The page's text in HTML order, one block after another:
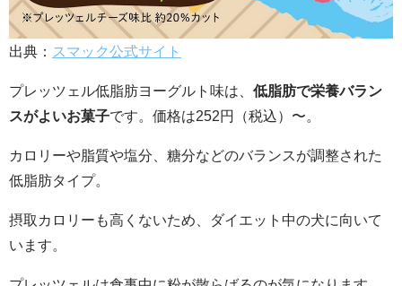
出典： スマック公式サイト
プレッツェル低脂肪ヨーグルト味は、 低脂肪で栄養バラン
スがよいお菓子です。価格は252円（税込）〜。
カロリーや脂質や塩分、糖分などのバランスが調整された
低脂肪タイプ。
摂取カロリーも高くないため、ダイエット中の犬に向いて
います。